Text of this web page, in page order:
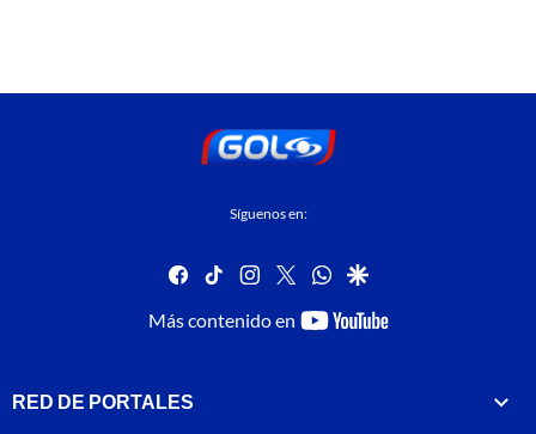
Síguenos en:
facebook
tiktok instagram
twitterwhatsapp
google
Más contenido en
youtube-
RED DE PORTALES